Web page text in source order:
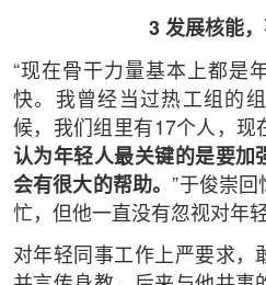
3 发展核能，
“现在骨干力量基本上都是
快。我曾经当过热工组的
候，我们组里有17个人，现
认为年轻人最关键的是要加
会有很大的帮助。 ”于俊崇
忙，但他一直没有忽视对年
对年轻同事工作上严要求，